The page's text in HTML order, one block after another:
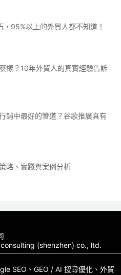
95%以上的外貿人都不知道！
樣？10年外貿人的真實經驗告訴
銷中最好的管道？谷歌推廣真有
略、實踐與案例分析
(shenzhen) co., ltd.
SEO、GEO / AI 搜尋優化、外貿